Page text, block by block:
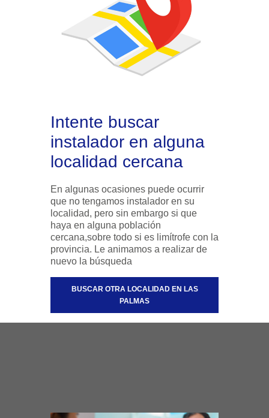
Intente buscar
instalador en alguna
localidad cercana
En algunas ocasiones puede ocurrir
que no tengamos instalador en su
localidad, pero sin embargo si que
haya en alguna población
cercana,sobre todo si es limítrofe con la
provincia. Le animamos a realizar de
nuevo la búsqueda
BUSCAR OTRA LOCALIDAD EN LAS
PALMAS